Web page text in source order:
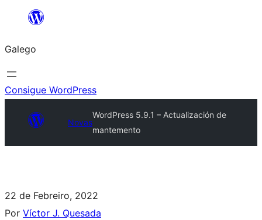
Galego
Consigue WordPress
Novas
WordPress 5.9.1 – Actualización de
mantemento
22 de Febreiro, 2022
Por Víctor J. Quesada